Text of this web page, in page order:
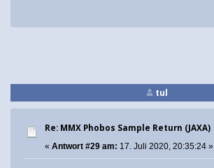
tul
Re: MMX Phobos Sample Return (JAXA)
« Antwort #29 am: 17. Juli 2020, 20:35:24 »